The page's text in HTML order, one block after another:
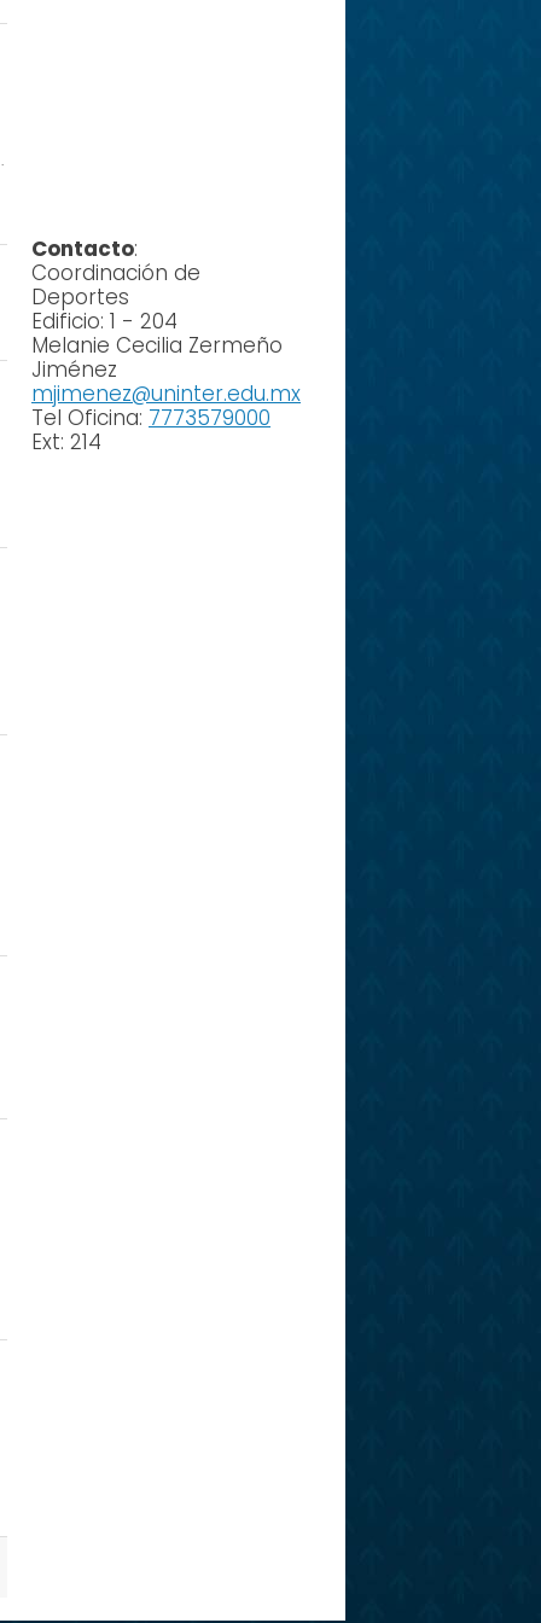
Contacto:
Coordinación de
Deportes
Edificio: 1 - 204
Melanie Cecilia Zermeño
Jiménez
mjimenez@uninter.edu.mx
Tel Oficina: 7773579000
Ext: 214